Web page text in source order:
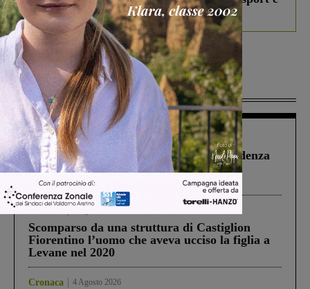
debutta il podcast Estrair
Più lette
Figline Incisa Valdarno 1 Agosto 2026
Piscina di Figline finanziata oltre la scadenza
Pnrr, il gruppo di Fratelli d’Italia: “Un
ringraziamento al Governo”
3 Agosto 2026
Scomparso da una struttura di Castiglion
Fiorentino l’uomo che aveva ucciso la figlia a
Levane nel 2020
Cronaca 4 Agosto 2026